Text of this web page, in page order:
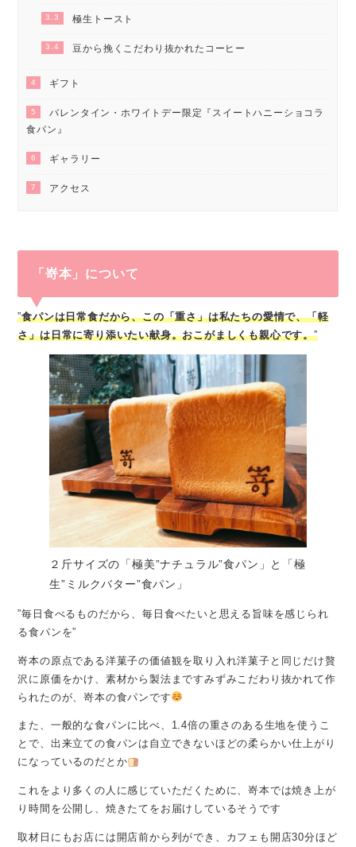
3.3 極生トースト
3.4 豆から挽くこだわり抜かれたコーヒー
4 ギフト
5
バレンタイン・ホワイトデー限定『スイートハニーショコラ
食パン』
6 ギャラリー
7 アクセス
「嵜本」について
”食パンは日常食だから、この「重さ」は私たちの愛情で、「軽
さ」は日常に寄り添いたい献身。おこがましくも親心です。”
２斤サイズの「極美”ナチュラル”食パン」と「極
生”ミルクバター”食パン」
”毎日食べるものだから、毎日食べたいと思える旨味を感じられ
る食パンを”
嵜本の原点である洋菓子の価値観を取り入れ洋菓子と同じだけ贅
沢に原価をかけ、素材から製法まですみずみこだわり抜かれて作
られたのが、嵜本の食パンです
また、一般的な食パンに比べ、1.4倍の重さのある生地を使うこ
とで、出来立ての食パンは自立できないほどの柔らかい仕上がり
になっているのだとか
これをより多くの人に感じていただくために、嵜本では焼き上が
り時間を公開し、焼きたてをお届けしているそうです
取材日にもお店には開店前から列ができ、カフェも開店30分ほど